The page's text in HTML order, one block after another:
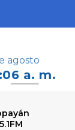
agosto
a. m.